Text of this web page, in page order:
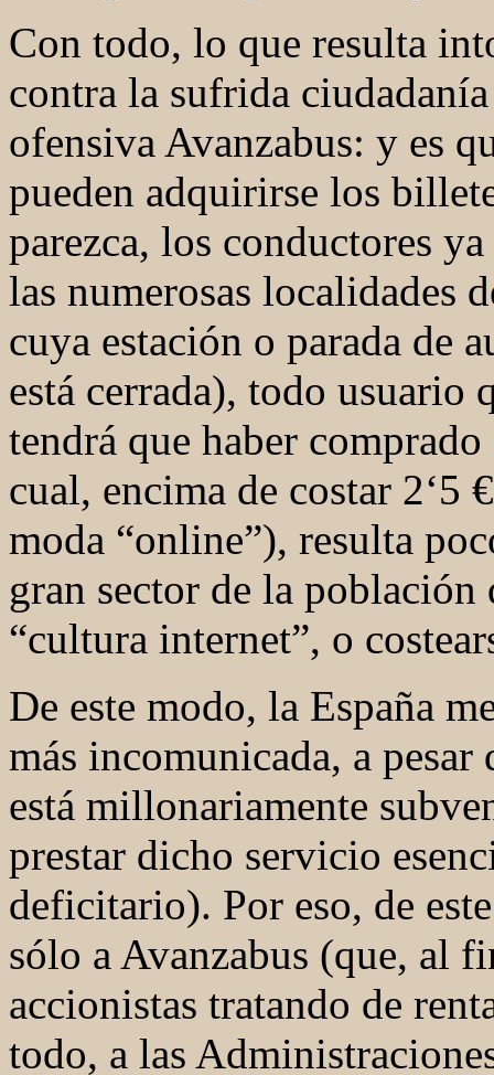
Con todo, lo que resulta
contra la sufrida
ofensiva Avanzabus: y es
pueden adquirirse los
parezca, los conductores
las numerosas localidades
cuya estación o parada de
está cerrada), todo usuario
tendrá que haber
cual, encima de costar 2‘5
moda “online”), resulta
gran sector de la población
“cultura internet”, o
De este modo, la España
más incomunicada, a
está millonariamente
prestar dicho servicio
deficitario). Por eso, de
sólo a Avanzabus (que, al
accionistas tratando de
todo, a las